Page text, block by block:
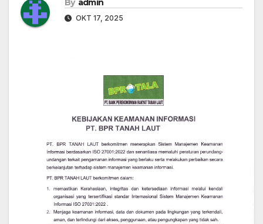
By admin
OKT 17, 2025